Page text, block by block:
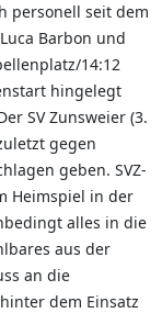
personell seit dem
Barbon und
14:12
hingelegt
SV Zunsweier (3.
gegen
geben. SVZ-
Heimspiel in der
alles in die
aus der
an die
dem Einsatz